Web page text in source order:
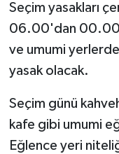
Seçim yasakları
06.00'dan
ve umumi
yasak olacak.
Seçim günü
kafe gibi umumi
Eğlence yeri
TEKNOLOJİ
YAŞAM